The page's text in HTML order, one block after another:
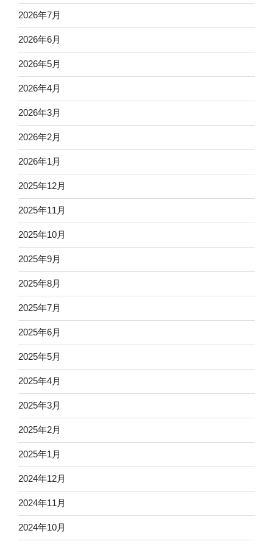
2026年7月
2026年6月
2026年5月
2026年4月
2026年3月
2026年2月
2026年1月
2025年12月
2025年11月
2025年10月
2025年9月
2025年8月
2025年7月
2025年6月
2025年5月
2025年4月
2025年3月
2025年2月
2025年1月
2024年12月
2024年11月
2024年10月